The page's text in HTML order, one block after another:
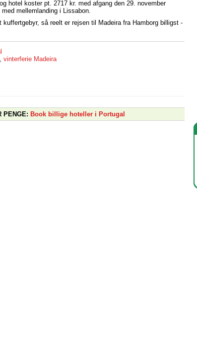
hotel koster pt. 2717 kr. med afgang den 29. november
mellemlanding i Lissabon.
så reelt er rejsen til Madeira fra Hamborg billigst -
, vinterferie Madeira
PENGE: Book billige hoteller i Portugal